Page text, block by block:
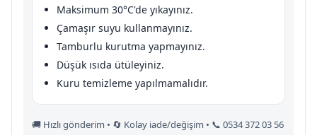
Maksimum 30°C'de yıkayınız.
Çamaşır suyu kullanmayınız.
Tamburlu kurutma yapmayınız.
Düşük ısıda ütüleyiniz.
Kuru temizleme yapılmamalıdır.
🚚 Hızlı gönderim • 🔄 Kolay iade/değişim • 📞 0534 372 03 56